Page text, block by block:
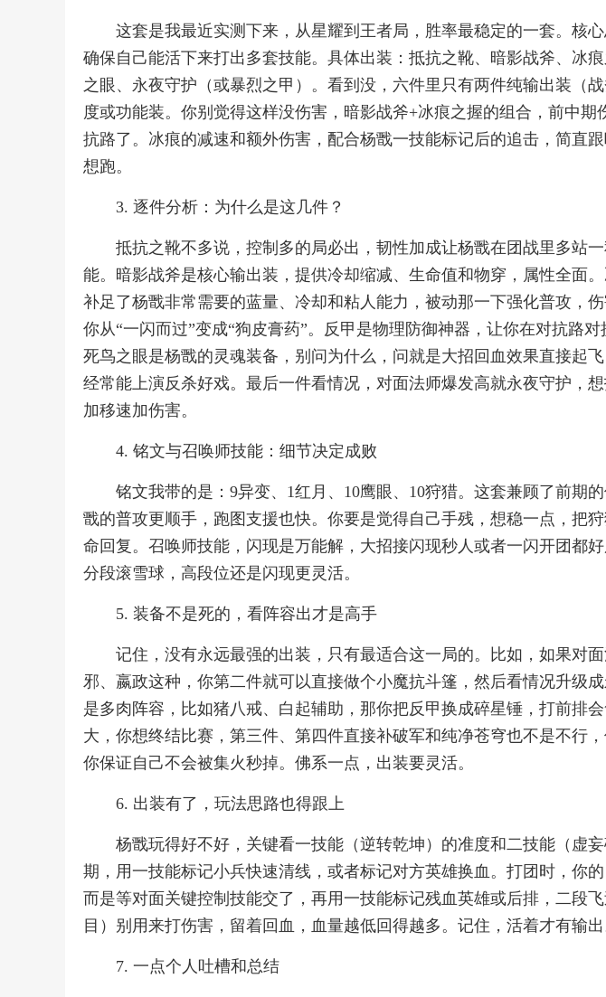
这套是我最近实测下来，从星耀到王者局，胜率最稳定的一套。核心
确保自己能活下来打出多套技能。具体出装：抵抗之靴、暗影战斧、冰
之眼、永夜守护（或暴烈之甲）。看到没，六件里只有两件纯输出装（
度或功能装。你别觉得这样没伤害，暗影战斧+冰痕之握的组合，前中期
抗路了。冰痕的减速和额外伤害，配合杨戬一技能标记后的追击，简直
想跑。
3. 逐件分析：为什么是这几件？
抵抗之靴不多说，控制多的局必出，韧性加成让杨戬在团战里多站
能。暗影战斧是核心输出装，提供冷却缩减、生命值和物穿，属性全面
补足了杨戬非常需要的蓝量、冷却和粘人能力，被动那一下强化普攻，
你从“一闪而过”变成“狗皮膏药”。反甲是物理防御神器，让你在对抗路
死鸟之眼是杨戬的灵魂装备，别问为什么，问就是大招回血效果直接起飞
经常能上演反杀好戏。最后一件看情况，对面法师爆发高就永夜守护，想
加移速加伤害。
4. 铭文与召唤师技能：细节决定成败
铭文我带的是：9异变、1红月、10鹰眼、10狩猎。这套兼顾了前期
戬的普攻更顺手，跑图支援也快。你要是觉得自己手残，想稳一点，把
命回复。召唤师技能，闪现是万能解，大招接闪现秒人或者一闪开团都
分段滚雪球，高段位还是闪现更灵活。
5. 装备不是死的，看阵容出才是高手
记住，没有永远最强的出装，只有最适合这一局的。比如，如果对
邪、嬴政这种，你第二件就可以直接做个小魔抗斗篷，然后看情况升级
是多肉阵容，比如猪八戒、白起辅助，那你把反甲换成碎星锤，打前排
大，你想终结比赛，第三件、第四件直接补破军和纯净苍穹也不是不行
你保证自己不会被集火秒掉。佛系一点，出装要灵活。
6. 出装有了，玩法思路也得跟上
杨戬玩得好不好，关键看一技能（逆转乾坤）的准度和二技能（虚
期，用一技能标记小兵快速清线，或者标记对方英雄换血。打团时，你的
而是等对面关键控制技能交了，再用一技能标记残血英雄或后排，二段
目）别用来打伤害，留着回血，血量越低回得越多。记住，活着才有输出
7. 一点个人吐槽和总结